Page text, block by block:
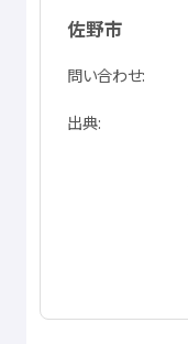
佐野市
問い合わせ
出典